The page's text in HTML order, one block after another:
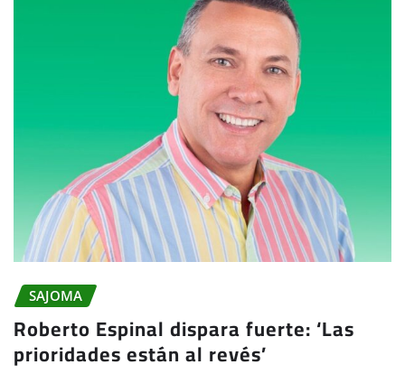
SAJOMA
Roberto Espinal dispara fuerte: ‘Las
prioridades están al revés’